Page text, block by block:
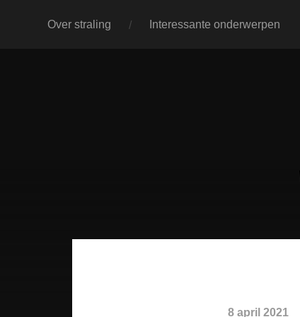
Over straling Interessante onderwerpen
8 april 2021